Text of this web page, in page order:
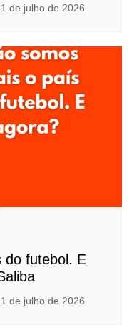
de julho de 2026
do futebol. E
de julho de 2026